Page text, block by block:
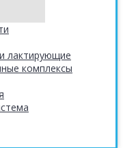
лактирующие
комплексы